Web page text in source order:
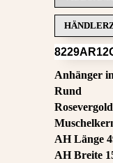
Anhänger
Rund
AH Länge
AH Breite